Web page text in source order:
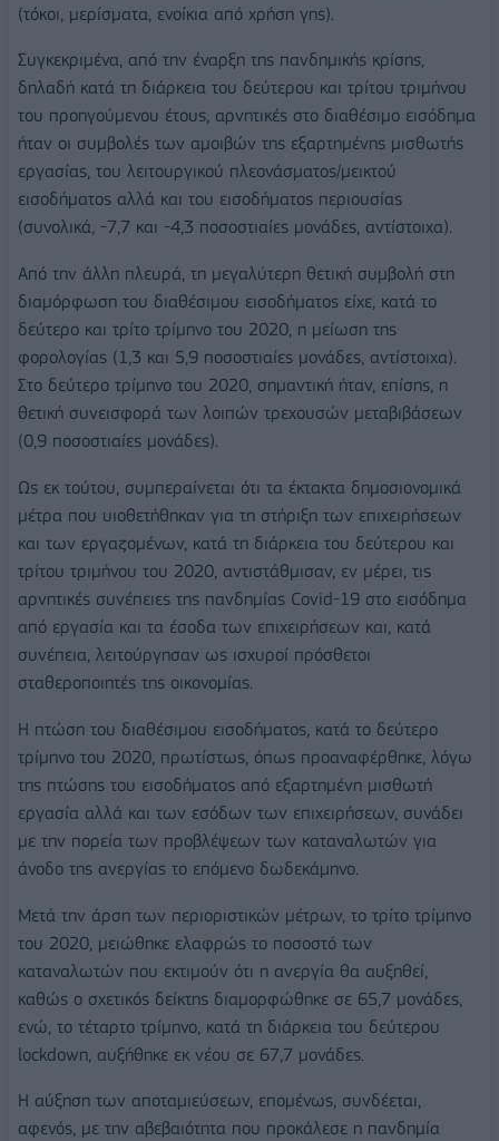
(τόκοι, μερίσματα, ενοίκια από χρήση γης).
Συγκεκριμένα, από την έναρξη της πανδημικής κρίσης,
δηλαδή κατά τη διάρκεια του δεύτερου και τρίτου τριμήνου
του προηγούμενου έτους, αρνητικές στο διαθέσιμο εισόδημα
ήταν οι συμβολές των αμοιβών της εξαρτημένης μισθωτής
εργασίας, του λειτουργικού πλεονάσματος/μεικτού
εισοδήματος αλλά και του εισοδήματος περιουσίας
(συνολικά, -7,7 και -4,3 ποσοστιαίες μονάδες, αντίστοιχα).
Από την άλλη πλευρά, τη μεγαλύτερη θετική συμβολή στη
διαμόρφωση του διαθέσιμου εισοδήματος είχε, κατά το
δεύτερο και τρίτο τρίμηνο του 2020, η μείωση της
φορολογίας (1,3 και 5,9 ποσοστιαίες μονάδες, αντίστοιχα).
Στο δεύτερο τρίμηνο του 2020, σημαντική ήταν, επίσης, η
θετική συνεισφορά των λοιπών τρεχουσών μεταβιβάσεων
(0,9 ποσοστιαίες μονάδες).
Ως εκ τούτου, συμπεραίνεται ότι τα έκτακτα δημοσιονομικά
μέτρα που υιοθετήθηκαν για τη στήριξη των επιχειρήσεων
και των εργαζομένων, κατά τη διάρκεια του δεύτερου και
τρίτου τριμήνου του 2020, αντιστάθμισαν, εν μέρει, τις
αρνητικές συνέπειες της πανδημίας Covid-19 στο εισόδημα
από εργασία και τα έσοδα των επιχειρήσεων και, κατά
συνέπεια, λειτούργησαν ως ισχυροί πρόσθετοι
σταθεροποιητές της οικονομίας.
Η πτώση του διαθέσιμου εισοδήματος, κατά το δεύτερο
τρίμηνο του 2020, πρωτίστως, όπως προαναφέρθηκε, λόγω
της πτώσης του εισοδήματος από εξαρτημένη μισθωτή
εργασία αλλά και των εσόδων των επιχειρήσεων, συνάδει
με την πορεία των προβλέψεων των καταναλωτών για
άνοδο της ανεργίας το επόμενο δωδεκάμηνο.
Μετά την άρση των περιοριστικών μέτρων, το τρίτο τρίμηνο
του 2020, μειώθηκε ελαφρώς το ποσοστό των
καταναλωτών που εκτιμούν ότι η ανεργία θα αυξηθεί,
καθώς ο σχετικός δείκτης διαμορφώθηκε σε 65,7 μονάδες,
ενώ, το τέταρτο τρίμηνο, κατά τη διάρκεια του δεύτερου
lockdown, αυξήθηκε εκ νέου σε 67,7 μονάδες.
Η αύξηση των αποταμιεύσεων, επομένως, συνδέεται,
αφενός, με την αβεβαιότητα που προκάλεσε η πανδημία